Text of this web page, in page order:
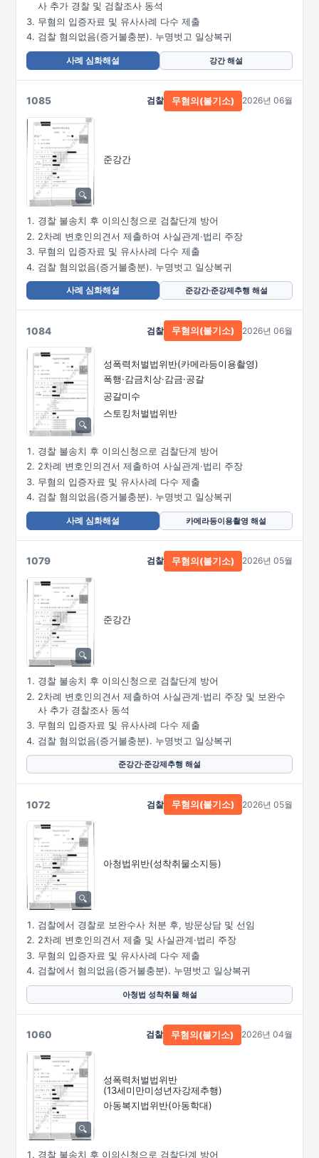
사 추가 경찰 및 검찰조사 동석
무혐의 입증자료 및 유사사례 다수 제출
검찰 혐의없음(증거불충분). 누명벗고 일상복귀
사례 심화해설 강간 해설
1085
준강간
검찰 무혐의(불기소) 2026년 06월
경찰 불송치 후 이의신청으로 검찰단계 방어
2차례 변호인의견서 제출하여 사실관계·법리 주장
무혐의 입증자료 및 유사사례 다수 제출
검찰 혐의없음(증거불충분). 누명벗고 일상복귀
사례 심화해설 준강간·준강제추행 해설
1084
성폭력처벌법위반(카메라등이용촬영)
폭행·감금치상·감금·공갈
공갈미수
스토킹처벌법위반
검찰 무혐의(불기소) 2026년 06월
경찰 불송치 후 이의신청으로 검찰단계 방어
2차례 변호인의견서 제출하여 사실관계·법리 주장
무혐의 입증자료 및 유사사례 다수 제출
검찰 혐의없음(증거불충분). 누명벗고 일상복귀
사례 심화해설 카메라등이용촬영 해설
1079
준강간
검찰 무혐의(불기소) 2026년 05월
경찰 불송치 후 이의신청으로 검찰단계 방어
2차례 변호인의견서 제출하여 사실관계·법리 주장 및 보완수
사 추가 경찰조사 동석
무혐의 입증자료 및 유사사례 다수 제출
검찰 혐의없음(증거불충분). 누명벗고 일상복귀
준강간·준강제추행 해설
1072
아청법위반(성착취물소지등)
검찰 무혐의(불기소) 2026년 05월
검찰에서 경찰로 보완수사 처분 후, 방문상담 및 선임
2차례 변호인의견서 제출 및 사실관계·법리 주장
무혐의 입증자료 및 유사사례 다수 제출
검찰에서 혐의없음(증거불충분). 누명벗고 일상복귀
아청법 성착취물 해설
1060
성폭력처벌법위반
(13세미만미성년자강제추행)
아동복지법위반(아동학대)
검찰 무혐의(불기소) 2026년 04월
경찰 불송치 후 이의신청으로 검찰단계 방어